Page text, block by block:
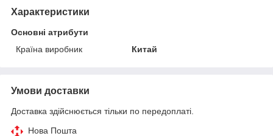
Характеристики
Основні атрибути
Країна виробник
Китай
Умови доставки
Доставка здійснюється тільки по передоплаті.
Нова Пошта